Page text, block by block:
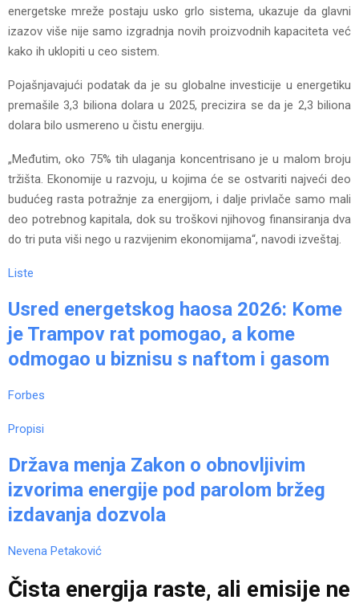
energetske mreže postaju usko grlo sistema, ukazuje da glavni
izazov više nije samo izgradnja novih proizvodnih kapaciteta već
kako ih uklopiti u ceo sistem.
Pojašnjavajući podatak da je su globalne investicije u energetiku
premašile 3,3 biliona dolara u 2025, precizira se da je 2,3 biliona
dolara bilo usmereno u čistu energiju.
„Međutim, oko 75% tih ulaganja koncentrisano je u malom broju
tržišta. Ekonomije u razvoju, u kojima će se ostvariti najveći deo
budućeg rasta potražnje za energijom, i dalje privlače samo mali
deo potrebnog kapitala, dok su troškovi njihovog finansiranja dva
do tri puta viši nego u razvijenim ekonomijama“, navodi izveštaj.
Liste
Usred energetskog haosa 2026: Kome
je Trampov rat pomogao, a kome
odmogao u biznisu s naftom i gasom
Forbes
Propisi
Država menja Zakon o obnovljivim
izvorima energije pod parolom bržeg
izdavanja dozvola
Nevena Petaković
Čista energija raste, ali emisije ne